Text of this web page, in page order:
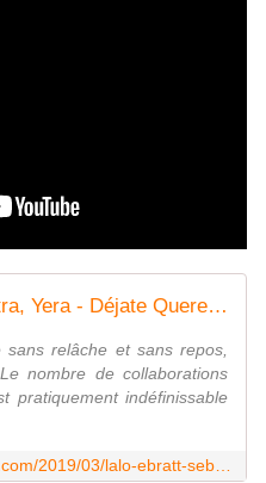
Lalo Ebratt, Sebastián Yatra, Yera - Déjate Querer ft. Trapical Minds - Last Night in Orient
relâche et sans repos,
nombre de collaborations
pratiquement indéfinissable